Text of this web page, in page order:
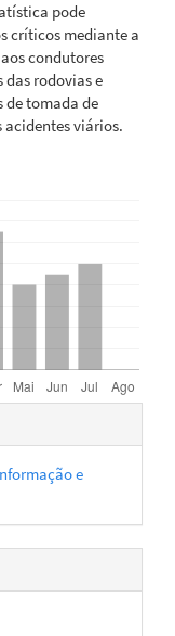
pode
críticos mediante a
condutores
das rodovias e
de tomada de
acidentes viários.
e